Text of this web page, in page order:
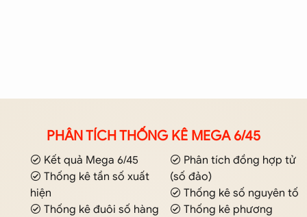
PHÂN TÍCH THỐNG KÊ MEGA 6/45
Kết quả Mega 6/45
Thống kê tần số xuất
hiện
Thống kê đuôi số hàng
Phân tích đồng hợp tử
(số đảo)
Thống kê số nguyên tố
Thống kê phương